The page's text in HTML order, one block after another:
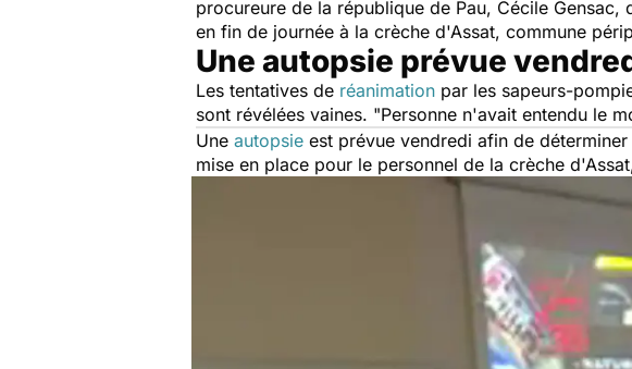
procureure de la république de Pau, Cécile
en fin de journée à la crèche d'Assat, commune
Une autopsie prévue
Les tentatives de réanimation par les sapeurs-
sont révélées vaines. "Personne n'avait entendu le
Une autopsie est prévue vendredi afin de
mise en place pour le personnel de la crèche